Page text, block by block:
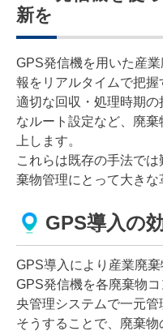
新を
GPS発信機を用いた産
報をリアルタイムで把握
適切な回収・処理時期
なルート設定など、廃
上します。
これらは既存の手法で
棄物管理にとって大きな
GPS導入の
GPS導入により産業廃棄
GPS発信機を各廃棄物
央管理システムで一元管
そうすることで、廃棄